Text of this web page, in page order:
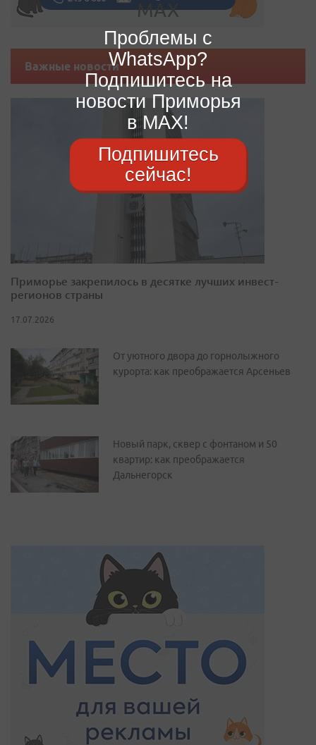
Важные новости
Приморье закрепилось в десятке лучших инвест-
регионов страны
17.07.2026
От уютного двора до горнолыжного
курорта: как преображается Арсеньев
Новый парк, сквер с фонтаном и 50
квартир: как преображается
Дальнегорск
Проблемы с
WhatsApp?
Подпишитесь на
новости Приморья
в MAX!
Подпишитесь
сейчас!